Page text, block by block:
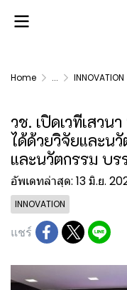
Home ... INNOVATION
วช. เปิดเวทีเสวน
ได้ด้วยวิจัยและน
และนวัตกรรม บร
อัพเดทล่าสุด: 13 มิ.ย.
INNOVATION
แชร์